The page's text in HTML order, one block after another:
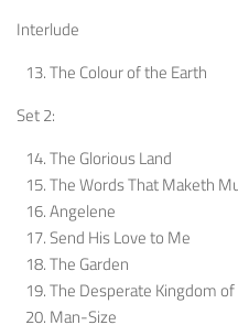
Interlude
The Colour of the Earth
Set 2:
The Glorious Land
The Words That Maketh
Angelene
Send His Love to Me
The Garden
The Desperate Kingdom of
Man-Size